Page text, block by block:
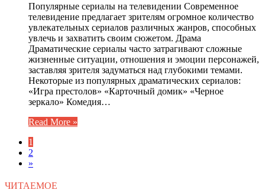
Популярные сериалы на телевидении Современное
телевидение предлагает зрителям огромное количество
увлекательных сериалов различных жанров, способных
увлечь и захватить своим сюжетом. Драма
Драматические сериалы часто затрагивают сложные
жизненные ситуации, отношения и эмоции персонажей,
заставляя зрителя задуматься над глубокими темами.
Некоторые из популярных драматических сериалов:
«Игра престолов» «Карточный домик» «Черное
зеркало» Комедия…
Read More »
1
2
»
ЧИТАЕМОЕ